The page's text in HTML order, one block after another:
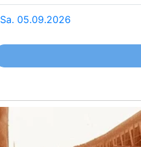
Sa. 05.09.2026